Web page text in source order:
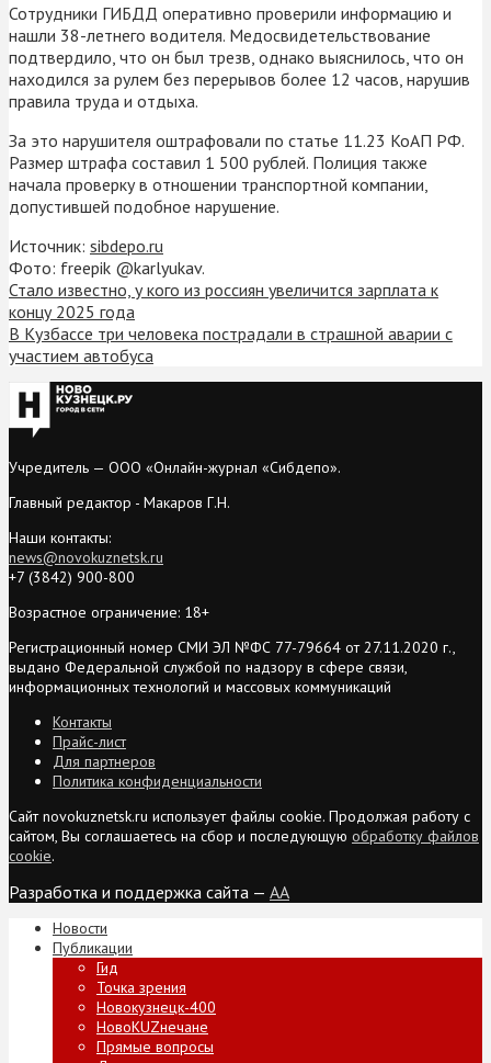
Сотрудники ГИБДД оперативно проверили информацию и
нашли 38-летнего водителя. Медосвидетельствование
подтвердило, что он был трезв, однако выяснилось, что он
находился за рулем без перерывов более 12 часов, нарушив
правила труда и отдыха.
За это нарушителя оштрафовали по статье 11.23 КоАП РФ.
Размер штрафа составил 1 500 рублей. Полиция также
начала проверку в отношении транспортной компании,
допустившей подобное нарушение.
Источник: sibdepo.ru
Фото: freepik @karlyukav.
Стало известно, у кого из россиян увеличится зарплата к
концу 2025 года
В Кузбассе три человека пострадали в страшной аварии с
участием автобуса
Учредитель — ООО «Онлайн-журнал «Сибдепо».
Главный редактор - Макаров Г.Н.
Наши контакты:
news@novokuznetsk.ru
+7 (3842) 900-800
Возрастное ограничение: 18+
Регистрационный номер СМИ ЭЛ №ФС 77-79664 от 27.11.2020 г.,
выдано Федеральной службой по надзору в сфере связи,
информационных технологий и массовых коммуникаций
Контакты
Прайс-лист
Для партнеров
Политика конфиденциальности
Сайт novokuznetsk.ru использует файлы cookie. Продолжая работу с
сайтом, Вы соглашаетесь на сбор и последующую обработку файлов
cookie.
Разработка и поддержка сайта — AA
Новости
Публикации
Гид
Точка зрения
Новокузнецк-400
НовоKUZнечане
Прямые вопросы